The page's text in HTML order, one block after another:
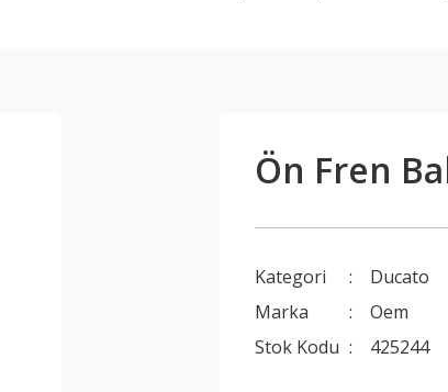
Ön Fren
Kategori
Ducato
Marka
Oem
Stok Kodu
425244